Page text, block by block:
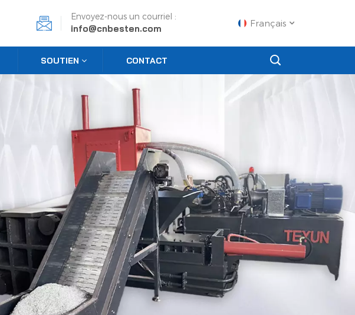
Envoyez-nous un courriel :
info@cnbesten.com
Français
English
Español
Português
عربي
日语
SOUTIEN CONTACT